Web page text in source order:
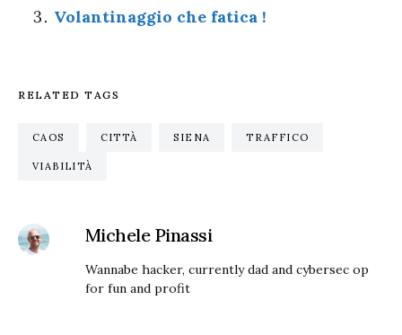
Volantinaggio che fatica !
RELATED TAGS
CAOS CITTÀ SIENA TRAFFICO
VIABILITÀ
Michele Pinassi
Wannabe hacker, currently dad and cybersec op
for fun and profit